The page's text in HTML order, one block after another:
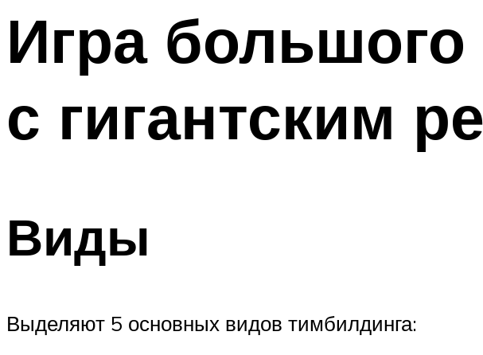
Игра
с гигантским
Виды
Выделяют 5 основных видов тимбилдинга: